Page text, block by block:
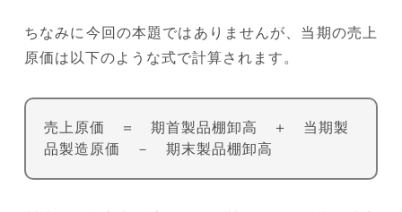
ちなみに今回の本題ではありませんが、当期の売上
原価は以下のような式で計算されます。
売上原価 ＝ 期首製品棚卸高 ＋ 当期製
品製造原価 － 期末製品棚卸高